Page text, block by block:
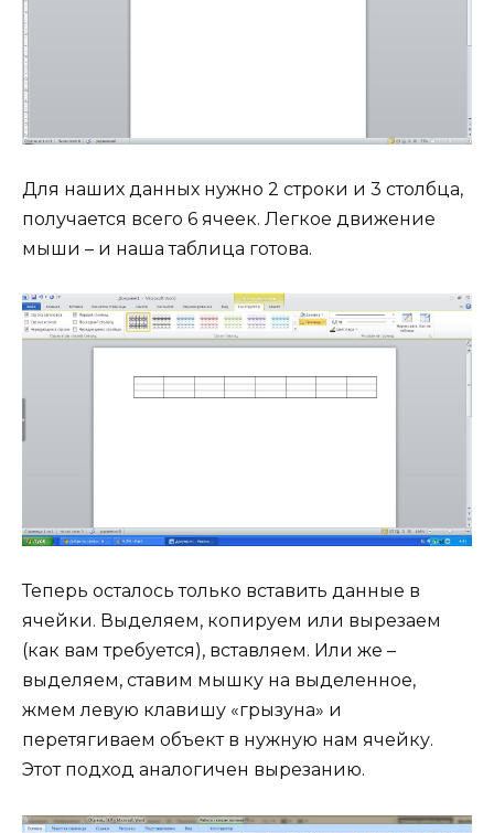
Для наших данных нужно 2 строки и 3 столбца,
получается всего 6 ячеек. Легкое движение
мыши – и наша таблица готова.
Теперь осталось только вставить данные в
ячейки. Выделяем, копируем или вырезаем
(как вам требуется), вставляем. Или же –
выделяем, ставим мышку на выделенное,
жмем левую клавишу «грызуна» и
перетягиваем объект в нужную нам ячейку.
Этот подход аналогичен вырезанию.